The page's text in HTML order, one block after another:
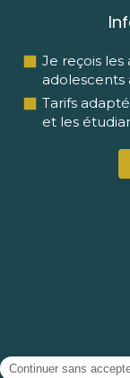
Je reçois
adolescents
Tarifs
et les